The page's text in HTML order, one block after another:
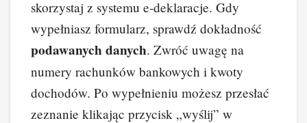
skorzystaj z systemu e-deklaracje. Gdy
wypełniasz formularz, sprawdź dokładność
podawanych danych. Zwróć uwagę na
numery rachunków bankowych i kwoty
dochodów. Po wypełnieniu możesz przesłać
zeznanie klikając przycisk „wyślij” w